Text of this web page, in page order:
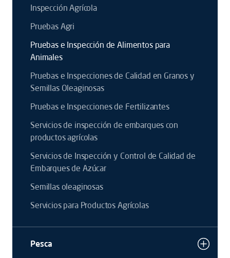
Inspección Agrícola
Pruebas Agri
Pruebas e Inspección de Alimentos para
Animales
Pruebas e Inspecciones de Calidad en Granos y
Semillas Oleaginosas
Pruebas e Inspecciones de Fertilizantes
Servicios de inspección de embarques con
productos agrícolas
Servicios de Inspección y Control de Calidad de
Embarques de Azúcar
Semillas oleaginosas
Servicios para Productos Agrícolas
Pesca